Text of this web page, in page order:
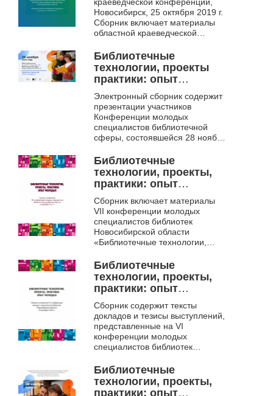
библиотеках
Новосибирской
области.
Новосибирск, 25 октября 2019 г.
Сборник включает материалы
областной краеведческой
краеведение: традиционные и
новые формы сохр...
Библиотечные
технологии, проекты
практики: опыт
молодых. VIII
конференция молодых
специалистов
библиотечной сферы
Новосибирской
2024 г., г. Новосибирск.
программа
конференции.
Электронный сборник содержит
презентации участников
Конференции молодых
специалистов библиотечной
сферы, состоявшейся 28 ноября
государственной областной
научной библиотеке.
Библиотечные
технологии, проекты,
практики: опыт
молодых.
Сборник включает материалы
VII конференции молодых
специалистов библиотек
Новосибирской области
«Библиотечные технологии,
молодых» (20 декабря 2022
года, Новосибирск). ...
Библиотечные
технологии, проекты,
практики: опыт
молодых. сборник
материалов VI
конференции молодых
специалистов
библиотек
области, 16 декабря
2020 г.
Сборник содержит тексты
докладов и тезисы выступлений,
представленные на VI
конференции молодых
специалистов библиотек
«Библиотечные технологии,
проекты, практики: опыт
молодых» ...
Библиотечные
технологии, проекты,
практики: опыт